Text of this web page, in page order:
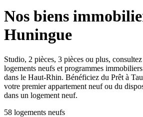
Nos biens
Huningue
Studio, 2 pièces, 3 pièces ou plus,
logements neufs et programmes
dans le Haut-Rhin. Bénéficiez du Prêt à
votre premier appartement neuf ou du
dans un logement neuf.
58 logements neufs